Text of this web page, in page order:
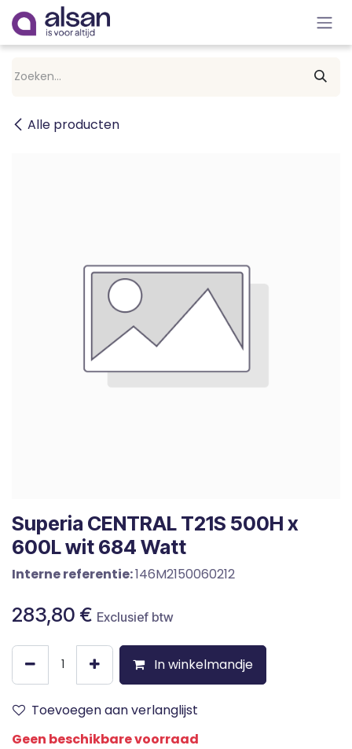
Overslaan naar inhoud
Alle producten
Superia CENTRAL T21S 500H x
600L wit 684 Watt
Interne referentie:146M2150060212
283,80 € Exclusief btw
In winkelmandje
Toevoegen aan verlanglijst
Geen beschikbare voorraad